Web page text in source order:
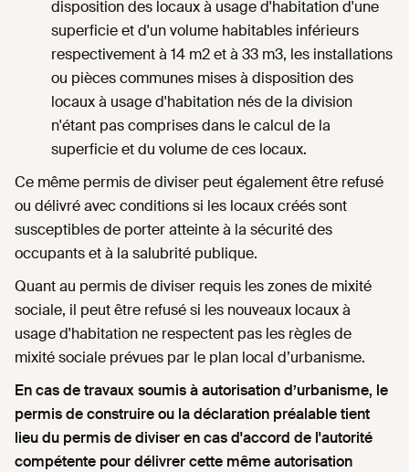
disposition des locaux à usage d'habitation d'une
superficie et d'un volume habitables inférieurs
respectivement à 14 m2 et à 33 m3, les installations
ou pièces communes mises à disposition des
locaux à usage d'habitation nés de la division
n'étant pas comprises dans le calcul de la
superficie et du volume de ces locaux.
Ce même permis de diviser peut également être refusé
ou délivré avec conditions si les locaux créés sont
susceptibles de porter atteinte à la sécurité des
occupants et à la salubrité publique.
Quant au permis de diviser requis les zones de mixité
sociale, il peut être refusé si les nouveaux locaux à
usage d'habitation ne respectent pas les règles de
mixité sociale prévues par le plan local d’urbanisme.
En cas de travaux soumis à autorisation d’urbanisme, le
permis de construire ou la déclaration préalable tient
lieu du permis de diviser en cas d'accord de l'autorité
compétente pour délivrer cette même autorisation